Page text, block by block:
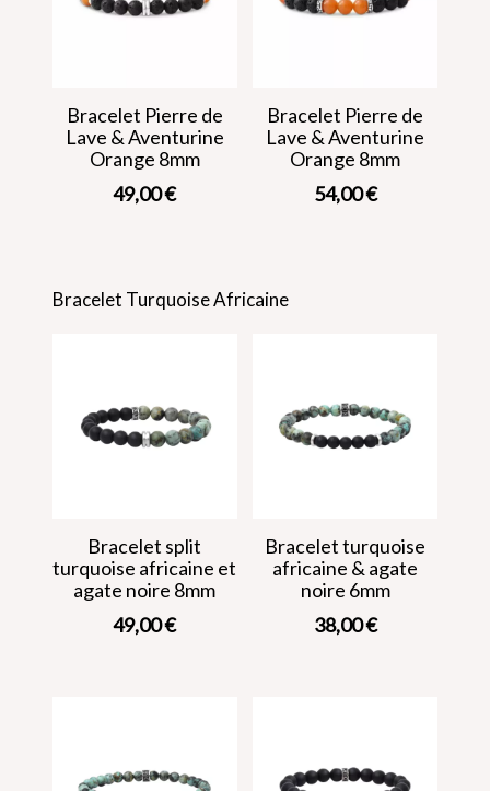
Bracelet Pierre de
Lave & Aventurine
Orange 8mm
49,00€
Bracelet Pierre de
Lave & Aventurine
Orange 8mm
54,00€
Bracelet Turquoise Africaine
Bracelet split
turquoise africaine et
agate noire 8mm
49,00€
Bracelet turquoise
africaine & agate
noire 6mm
38,00€